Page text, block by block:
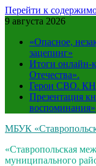
Перейти к
9 августа 2026
«Опасное,
зацепинг»
Итоги онлайн-
Отечества».
Герои СВО.
Презентация
воспоминания»
МБУК
«Ставропольская
муниципального